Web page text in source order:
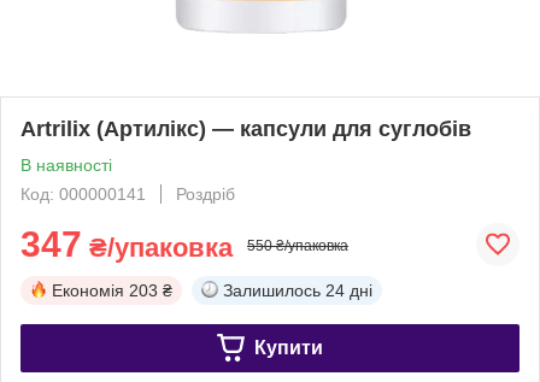
Artrilix (Артилікс) — капсули для суглобів
В наявності
Код: 000000141
Роздріб
347 ₴/упаковка 550 ₴/упаковка
Економія 203 ₴ Залишилось 24 дні
Купити